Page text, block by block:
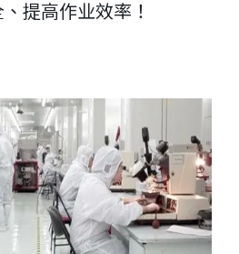
提高作业效率！